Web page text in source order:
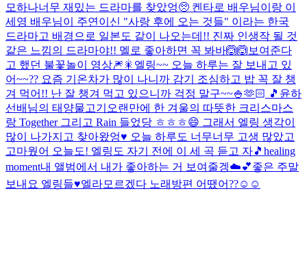
모하나너무 재밌는 드라마를 찾았엉🥺 켄타로 배우님이랑 이
세영 배우님이 주연이신 "사랑 후에 오는 것들" 이라는 한국
드라마고 배경으로 일본도 같이 나오는데!! 진짜 인생작 될 것
같은 느낌의 드라마야!! 멜로 좋아하면 꼭 봐바🙆🙆 보여준다
고 했던 불꽃놀이 영상🎆🎇 엘링~~ 오늘 하루는 잘 보내고 있
어~~?? 요즘 기온차가 많이 나니까 감기 조심하고 밥 꼭 잘 챙
겨 먹어!! 난 잘 챙겨 먹고 있으니까 걱정 말구~~🍚🫶🏻 🎵윤하
선배님의 태양물고기 오랜만에 한 겨울의 따뜻한 크리스마스
랑 Together 그리고 Rain 들었당 ㅎㅎㅎ😄 그래서 엘링 생각이
많이 나가지고 찾아왔엉♥ 오늘 하루도 너무너무 고생 많았고
고마웠어 오늘도! 엘링도 자기 전에 이 세 곡 듣고 자🎵 healing
moment내 앨범에서 내가 좋아하는 거 보여줄겡☁️💕좋은 주말
보내요 엘링들♥엘라모르겠다 노래방편 어땠어??☺☺